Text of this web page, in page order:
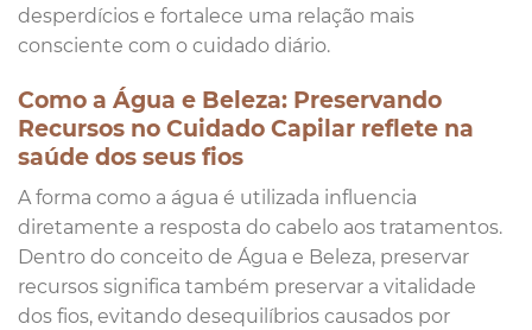
desperdícios e fortalece uma relação mais
consciente com o cuidado diário.
Como a Água e Beleza: Preservando
Recursos no Cuidado Capilar reflete na
saúde dos seus fios
A forma como a água é utilizada influencia
diretamente a resposta do cabelo aos tratamentos.
Dentro do conceito de Água e Beleza, preservar
recursos significa também preservar a vitalidade
dos fios, evitando desequilíbrios causados por